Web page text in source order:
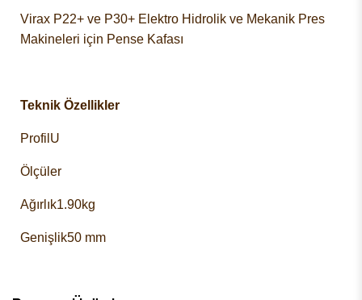
Virax P22+ ve P30+ Elektro Hidrolik ve Mekanik Pres
Makineleri için Pense Kafası
Teknik Özellikler
Profil U
Ölçüler
Ağırlık1.90kg
Genişlik50 mm